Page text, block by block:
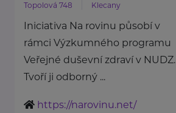
Topolová 748 Klecany
Iniciativa Na rovinu působí v
rámci Výzkumného programu
Veřejné duševní zdraví v NUDZ.
Tvoří ji odborný ...
https://narovinu.net/